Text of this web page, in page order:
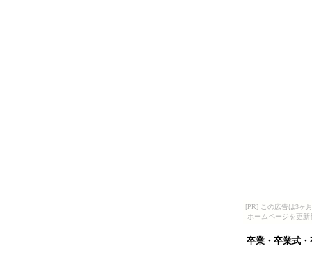
[PR] この広告は3ヶ
ホームページを更
卒業・卒業式